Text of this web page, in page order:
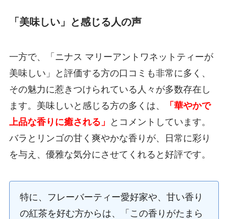
「美味しい」と感じる人の声
一方で、「ニナス マリーアントワネットティーが
美味しい」と評価する方の口コミも非常に多く、
その魅力に惹きつけられている人々が多数存在し
ます。美味しいと感じる方の多くは、
「華やかで
上品な香りに癒される」
とコメントしています。
バラとリンゴの甘く爽やかな香りが、日常に彩り
を与え、優雅な気分にさせてくれると好評です。
特に、フレーバーティー愛好家や、甘い香り
の紅茶を好む方からは、「この香りがたまら